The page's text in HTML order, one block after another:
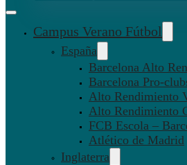
Campus Verano Fútbol
España
Barcelona Alto
Barcelona Pro-
Alto Rendimiento
Alto Rendimiento
FCB Escola –
Atlético de Madrid
Inglaterra